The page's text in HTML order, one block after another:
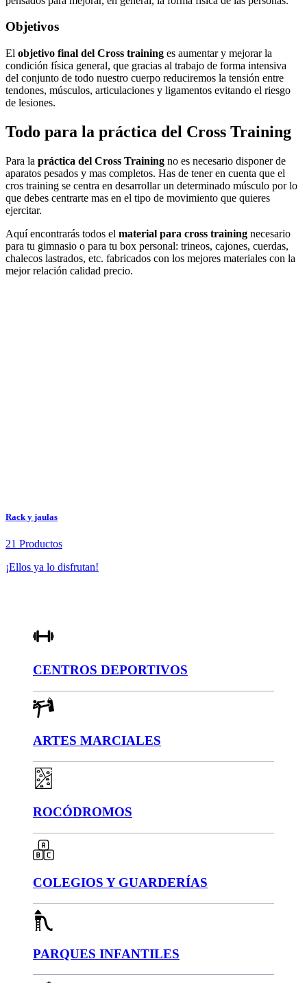
Objetivos
El objetivo final del Cross training es aumentar y mejorar la
condición física general, que gracias al trabajo de forma intensiva
del conjunto de todo nuestro cuerpo reduciremos la tensión entre
tendones, músculos, articulaciones y ligamentos evitando el riesgo
de lesiones.
Todo para la práctica del Cross Training
Para la práctica del Cross Training no es necesario disponer de
aparatos pesados y mas completos. Has de tener en cuenta que el
cros training se centra en desarrollar un determinado músculo por lo
que debes centrarte mas en el tipo de movimiento que quieres
ejercitar.
Aquí encontrarás todos el material para cross training necesario
para tu gimnasio o para tu box personal: trineos, cajones, cuerdas,
chalecos lastrados, etc. fabricados con los mejores materiales con la
mejor relación calidad precio.
Rack y jaulas
21 Productos
¡Ellos ya lo disfrutan!
CENTROS DEPORTIVOS
ARTES MARCIALES
ROCÓDROMOS
COLEGIOS Y GUARDERÍAS
PARQUES INFANTILES